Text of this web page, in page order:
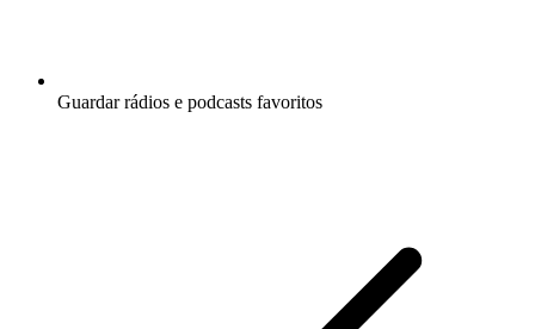
Guardar rádios e podcasts favoritos